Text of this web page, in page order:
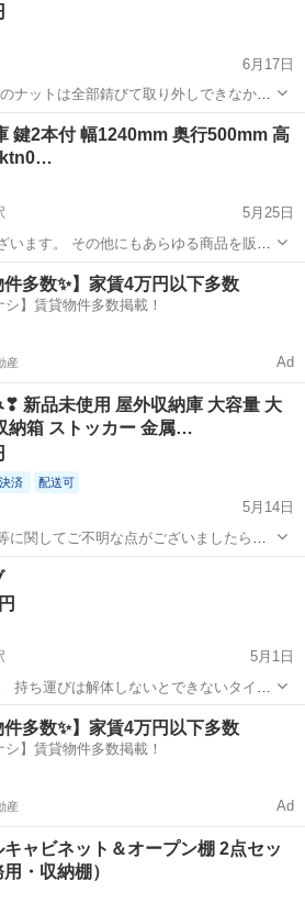
...
6月17日
ナットは全部錆びて取り外しできなかっ
止めれば使えます。 横幅約183セ
行き約118センチ 高さ約210センチ
収納家具
奥行500mm 高
ktn0…
5月25日
ゆる商品を販売
商品一覧ページをご覧下さい(^-^)
駅 収納家具 商品
件多数✨】家賃4万円以下多数
シ】賃貸物件多数掲載！
産 Ad
❣ 新品未使用 屋外収納庫 大容量 大
納箱 ストッカー 金属…
済 配送可
5月14日
関してご不明な点がございましたら、
さい。 郵送のみのご対応となりますので
道、沖縄は別途送料がかかる場合がござ
コメ...
5月1日
持ち運びは解体しないとできないタイプ
台もあり水道も通ります。 電気の配線も
が決まり次第、電気屋を呼び配線を外し
...
駅 収納家具 プレハブ
件多数✨】家賃4万円以下多数
シ】賃貸物件多数掲載！
産 Ad
キャビネット＆オープン棚 2点セッ
用・収納棚）